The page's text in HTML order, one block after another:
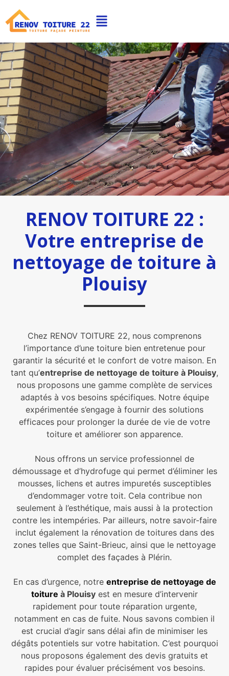
RENOV TOITURE 22 :
Votre entreprise de
nettoyage de toiture à
Plouisy
Chez RENOV TOITURE 22, nous comprenons
l’importance d’une toiture bien entretenue pour
garantir la sécurité et le confort de votre maison. En
tant qu’entreprise de nettoyage de toiture à Plouisy,
nous proposons une gamme complète de services
adaptés à vos besoins spécifiques. Notre équipe
expérimentée s’engage à fournir des solutions
efficaces pour prolonger la durée de vie de votre
toiture et améliorer son apparence.
Nous offrons un service professionnel de
démoussage et d’hydrofuge qui permet d’éliminer les
mousses, lichens et autres impuretés susceptibles
d’endommager votre toit. Cela contribue non
seulement à l’esthétique, mais aussi à la protection
contre les intempéries. Par ailleurs, notre savoir-faire
inclut également la rénovation de toitures dans des
zones telles que Saint-Brieuc, ainsi que le nettoyage
complet des façades à Plérin.
En cas d’urgence, notre entreprise de nettoyage de
toiture à Plouisy est en mesure d’intervenir
rapidement pour toute réparation urgente,
notamment en cas de fuite. Nous savons combien il
est crucial d’agir sans délai afin de minimiser les
dégâts potentiels sur votre habitation. C’est pourquoi
nous proposons également des devis gratuits et
rapides pour évaluer précisément vos besoins.